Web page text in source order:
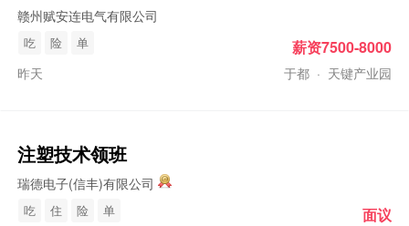
赣州赋安连电气有限公司
吃 险 单
昨天 于都 · 天键产业园
薪资7500-8000
注塑技术领班
瑞德电子(信丰)有限公司
吃 住 险 单 面议